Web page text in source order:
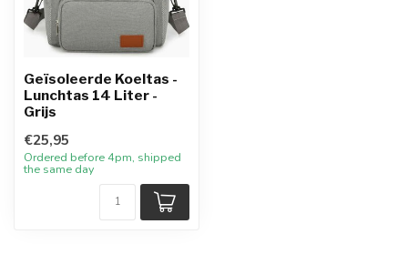
Geïsoleerde Koeltas -
Lunchtas 14 Liter -
Grijs
€25,95
Ordered before 4pm, shipped
the same day